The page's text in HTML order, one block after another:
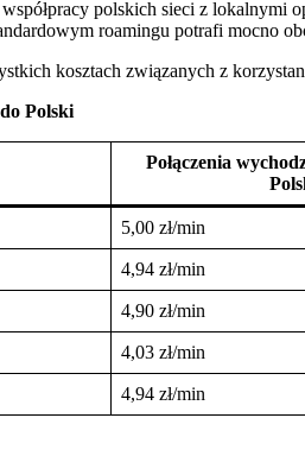
polskich sieci z
roamingu potrafi mocno
kosztach związanych z
Polski
Połączenia
5,00 zł/min
4,94 zł/min
4,90 zł/min
4,03 zł/min
4,94 zł/min